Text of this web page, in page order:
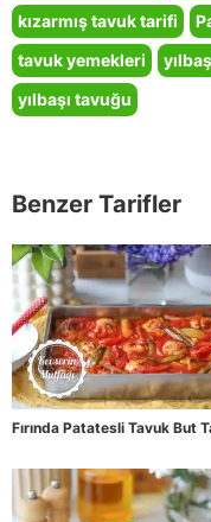
kızarmış tavuk tarifi
tavuk yemekleri
yılbaşı tavuğu
Benzer Tarifler
Fırında Patatesli Tavuk But